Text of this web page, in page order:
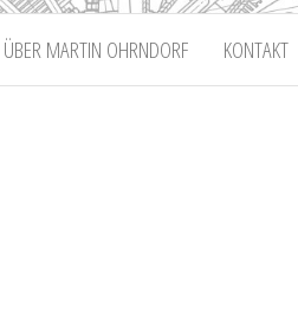
ÜBER MARTIN OHRNDORF KONTAKT